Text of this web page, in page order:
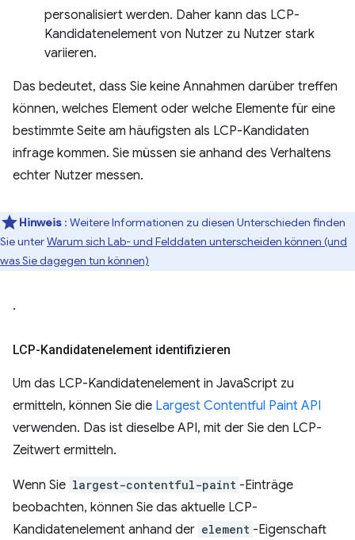
personalisiert werden. Daher kann das LCP-
Kandidatenelement von Nutzer zu Nutzer stark
variieren.
Das bedeutet, dass Sie keine Annahmen darüber treffen
können, welches Element oder welche Elemente für eine
bestimmte Seite am häufigsten als LCP-Kandidaten
infrage kommen. Sie müssen sie anhand des Verhaltens
echter Nutzer messen.
Hinweis : Weitere Informationen zu diesen Unterschieden finden
Sie unterWarum sich Lab- und Felddaten unterscheiden können (und
was Sie dagegen tun können)
.
LCP-Kandidatenelement identifizieren
Um das LCP-Kandidatenelement in JavaScript zu
ermitteln, können Sie die Largest Contentful Paint API
verwenden. Das ist dieselbe API, mit der Sie den LCP-
Zeitwert ermitteln.
Wenn Sie largest-contentful-paint -Einträge
beobachten, können Sie das aktuelle LCP-
Kandidatenelement anhand der element -Eigenschaft